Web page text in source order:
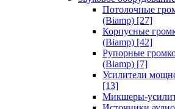
Потолочные
(Biamp) [27]
Корпусные
(Biamp) [42]
Рупорные
(Biamp) [7]
Усилители
[13]
Микшеры-